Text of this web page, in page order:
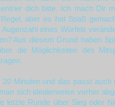
dich bitte. Ich mach Dir
aber es hat Spaß
eines Würfels
Aus diesem Grund haben
die Möglichkeiten des
Minuten und das passt
sich idealerweise vorher
letzte Runde über Sieg oder